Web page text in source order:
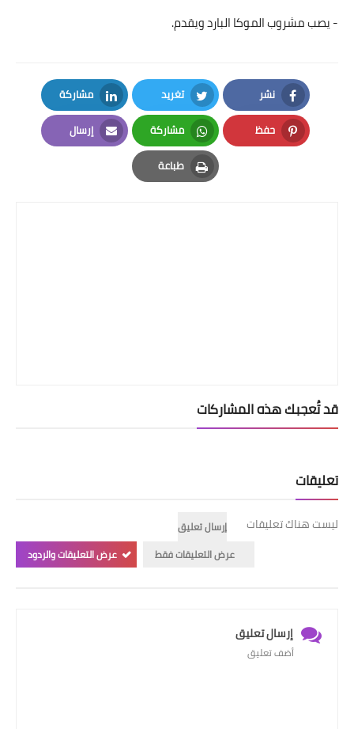
اطباق وأعياد
أطباق عيد الأضحي
حلا الأعياد
سحور رمضان
مسابقة المجلة
- يصب مشروب الموكا البارد ويقدم.
نشر
Facebook
تغريد
Twitter
مشاركة
LinkedIn
حفظ
Pinterest
مشاركة
Whatsapp
إرسال
Email
طباعة
Print
قد تُعجبك هذه المشاركات
تعليقات
ليست هناك تعليقات
إرسال تعليق
عرض التعليقات فقط
عرض التعليقات والردود
إرسال تعليق
أضف تعليق